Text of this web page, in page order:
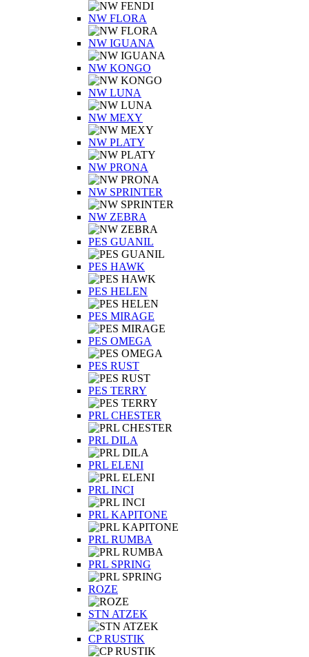
NW FLORA
NW IGUANA
NW KONGO
NW LUNA
NW MEXY
NW PLATY
NW PRONA
NW SPRINTER
NW ZEBRA
PES GUANIL
PES HAWK
PES HELEN
PES MIRAGE
PES OMEGA
PES RUST
PES TERRY
PRL CHESTER
PRL DILA
PRL ELENI
PRL INCI
PRL KAPITONE
PRL RUMBA
PRL SPRING
ROZE
STN ATZEK
СP RUSTIK